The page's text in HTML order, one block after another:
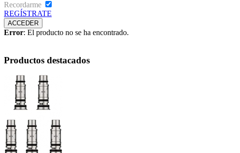
Recordarme
REGÍSTRATE
Error: El producto no se ha encontrado.
Productos destacados